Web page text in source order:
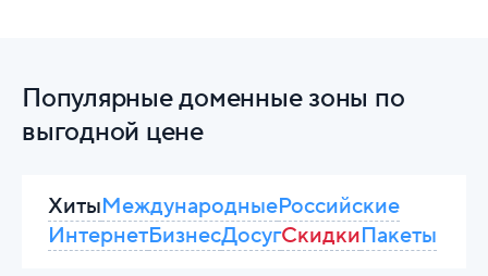
Популярные доменные зоны по
выгодной цене
ХитыМеждународныеРоссийские
ИнтернетБизнесДосугСкидкиПакеты